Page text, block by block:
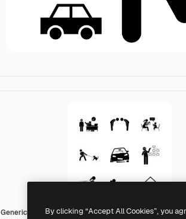
Generic OthersBy clicking “Accept All Cookies”, you